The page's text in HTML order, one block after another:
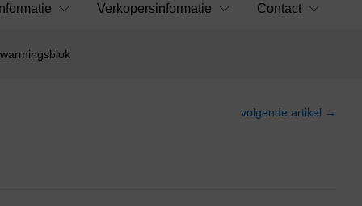
Verkopersinformatie Contact
volgende artikel →